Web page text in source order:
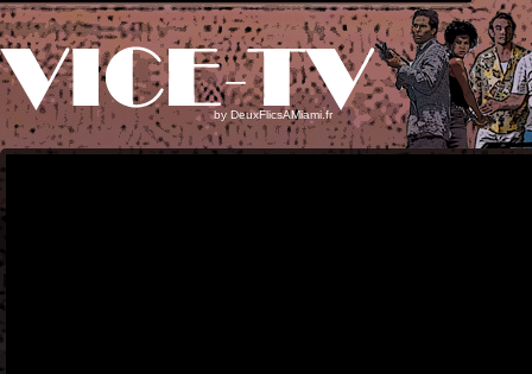
by DeuxFlicsAMiami.fr